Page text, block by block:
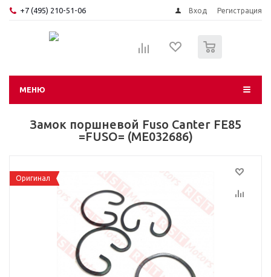
+7 (495) 210-51-06 Вход Регистрация
МЕНЮ
Замок поршневой Fuso Canter FE85
=FUSO= (ME032686)
Оригинал